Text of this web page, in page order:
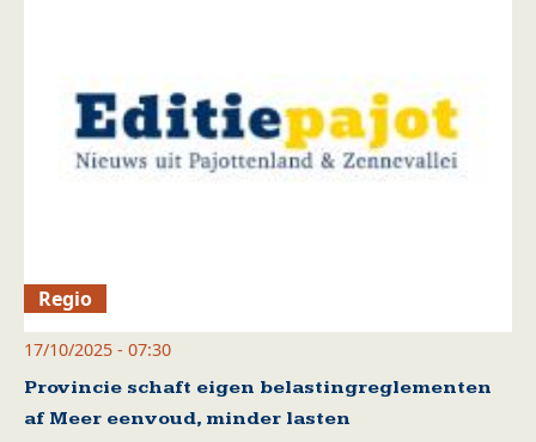
Regio
17/10/2025 - 07:30
Provincie schaft eigen belastingreglementen
af Meer eenvoud, minder lasten